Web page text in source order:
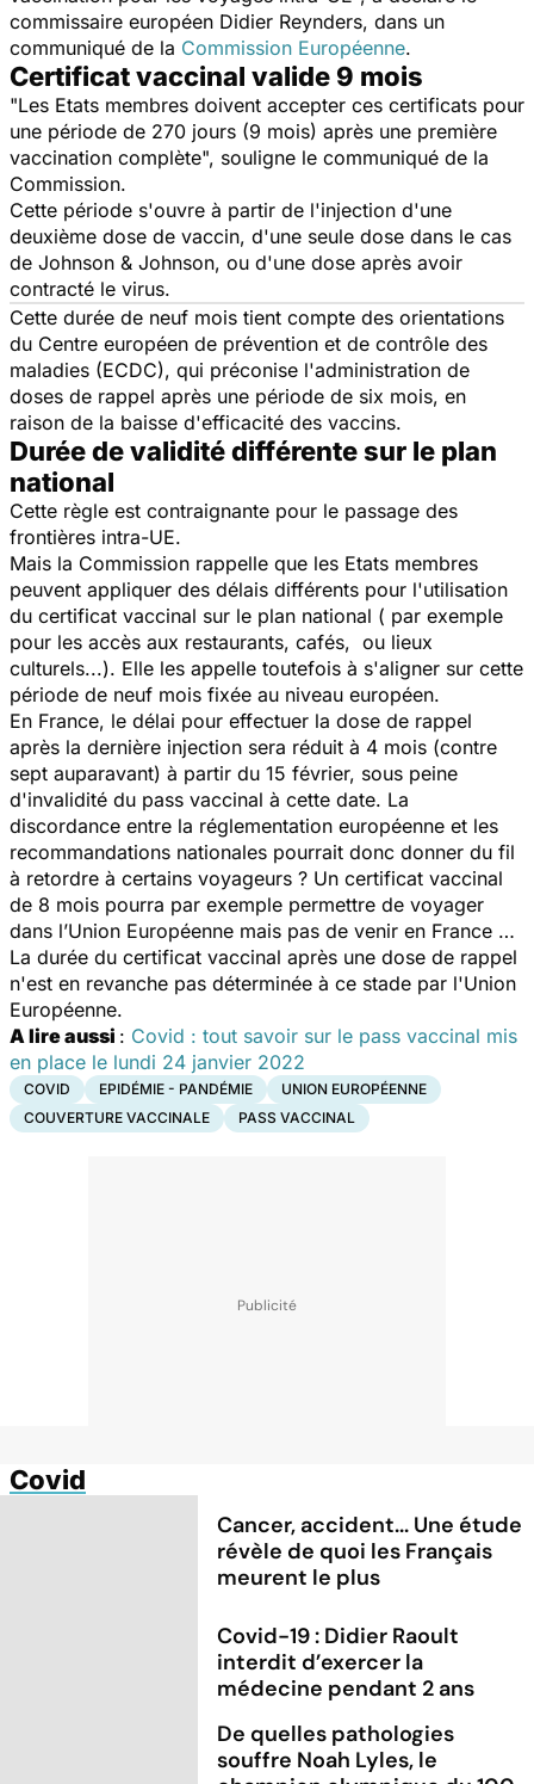
commissaire européen Didier Reynders, dans un
communiqué de la Commission Européenne.
Certificat vaccinal valide 9 mois
"Les Etats membres doivent accepter ces certificats pour
une période de 270 jours (9 mois) après une première
vaccination complète", souligne le communiqué de la
Commission.
Cette période s'ouvre à partir de l'injection d'une
deuxième dose de vaccin, d'une seule dose dans le cas
de Johnson & Johnson, ou d'une dose après avoir
contracté le virus.
Cette durée de neuf mois tient compte des orientations
du Centre européen de prévention et de contrôle des
maladies (ECDC), qui préconise l'administration de
doses de rappel après une période de six mois, en
raison de la baisse d'efficacité des vaccins.
Durée de validité différente sur le plan
national
Cette règle est contraignante pour le passage des
frontières intra-UE.
Mais la Commission rappelle que les Etats membres
peuvent appliquer des délais différents pour l'utilisation
du certificat vaccinal sur le plan national ( par exemple
pour les accès aux restaurants, cafés, ou lieux
culturels...). Elle les appelle toutefois à s'aligner sur cette
période de neuf mois fixée au niveau européen.
En France, le délai pour effectuer la dose de rappel
après la dernière injection sera réduit à 4 mois (contre
sept auparavant) à partir du 15 février, sous peine
d'invalidité du pass vaccinal à cette date. La
discordance entre la réglementation européenne et les
recommandations nationales pourrait donc donner du fil
à retordre à certains voyageurs ? Un certificat vaccinal
de 8 mois pourra par exemple permettre de voyager
dans l’Union Européenne mais pas de venir en France …
La durée du certificat vaccinal après une dose de rappel
n'est en revanche pas déterminée à ce stade par l'Union
Européenne.
A lire aussi : Covid : tout savoir sur le pass vaccinal mis
en place le lundi 24 janvier 2022
COVID EPIDÉMIE - PANDÉMIE
UNION EUROPÉENNE
COUVERTURE VACCINALE
PASS VACCINAL
Covid
Cancer, accident... Une étude
révèle de quoi les Français
meurent le plus
Covid-19 : Didier Raoult
interdit d’exercer la
médecine pendant 2 ans
De quelles pathologies
souffre Noah Lyles, le